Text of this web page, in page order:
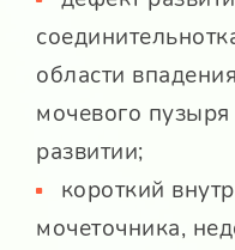
области
мочевого
развитии;
короткий
мочеточника,